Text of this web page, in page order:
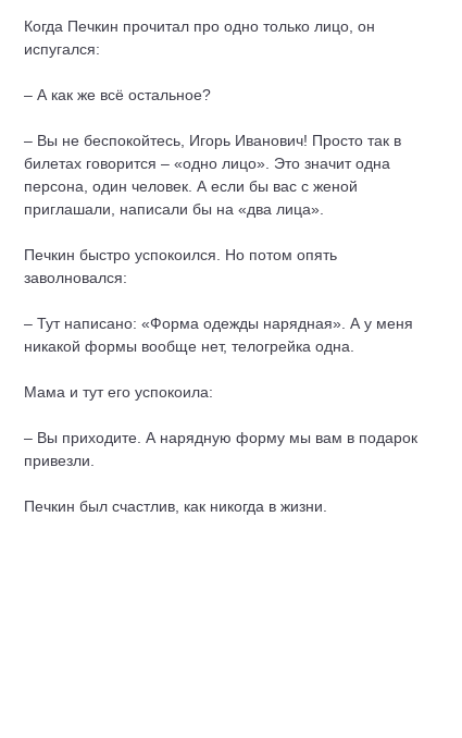
Когда Печкин прочитал про одно только лицо, он
испугался:
– А как же всё остальное?
– Вы не беспокойтесь, Игорь Иванович! Просто так в
билетах говорится – «одно лицо». Это значит одна
персона, один человек. А если бы вас с женой
приглашали, написали бы на «два лица».
Печкин быстро успокоился. Но потом опять
заволновался:
– Тут написано: «Форма одежды нарядная». А у меня
никакой формы вообще нет, телогрейка одна.
Мама и тут его успокоила:
– Вы приходите. А нарядную форму мы вам в подарок
привезли.
Печкин был счастлив, как никогда в жизни.